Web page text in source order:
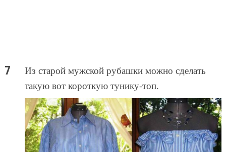
Из старой мужской рубашки можно сделать
такую вот короткую тунику-топ.